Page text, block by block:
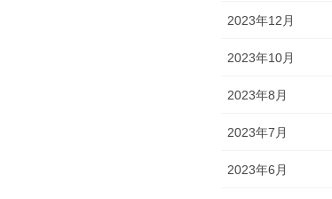
2023年12月
2023年10月
2023年8月
2023年7月
2023年6月